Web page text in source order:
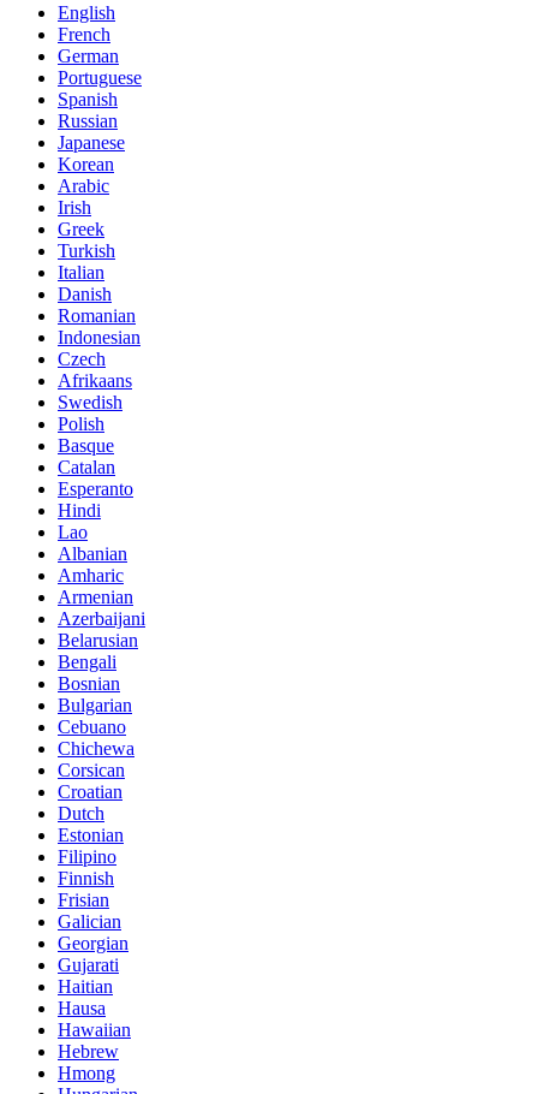
English
French
German
Portuguese
Spanish
Russian
Japanese
Korean
Arabic
Irish
Greek
Turkish
Italian
Danish
Romanian
Indonesian
Czech
Afrikaans
Swedish
Polish
Basque
Catalan
Esperanto
Hindi
Lao
Albanian
Amharic
Armenian
Azerbaijani
Belarusian
Bengali
Bosnian
Bulgarian
Cebuano
Chichewa
Corsican
Croatian
Dutch
Estonian
Filipino
Finnish
Frisian
Galician
Georgian
Gujarati
Haitian
Hausa
Hawaiian
Hebrew
Hmong